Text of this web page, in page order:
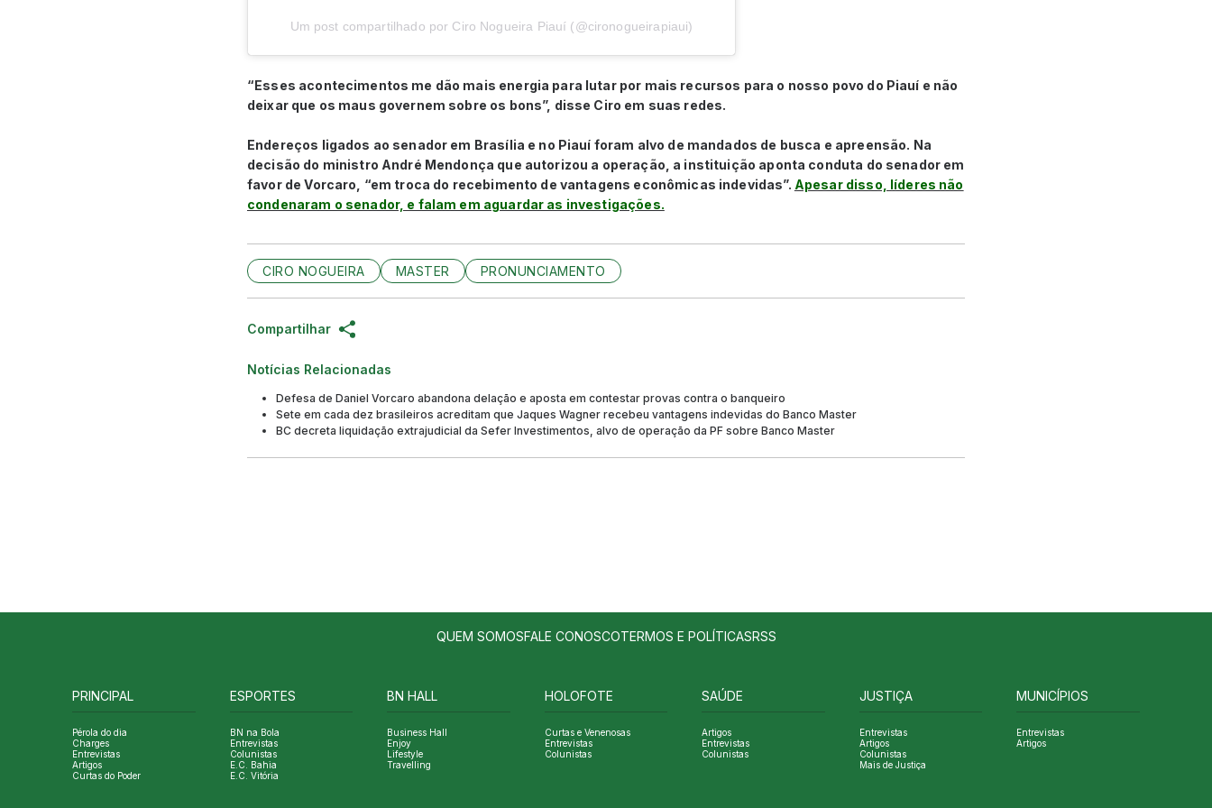
Um post compartilhado por Ciro Nogueira Piauí (@cironogueirapiaui)
“Esses acontecimentos me dão mais energia para lutar por mais recursos para o nosso povo do Piauí e não
deixar que os maus governem sobre os bons”, disse Ciro em suas redes.
Endereços ligados ao senador em Brasília e no Piauí foram alvo de mandados de busca e apreensão. Na
decisão do ministro André Mendonça que autorizou a operação, a instituição aponta conduta do senador em
favor de Vorcaro, “em troca do recebimento de vantagens econômicas indevidas”. Apesar disso, líderes não
condenaram o senador, e falam em aguardar as investigações.
CIRO NOGUEIRA MASTER PRONUNCIAMENTO
Compartilhar
Notícias Relacionadas
Defesa de Daniel Vorcaro abandona delação e aposta em contestar provas contra o banqueiro
Sete em cada dez brasileiros acreditam que Jaques Wagner recebeu vantagens indevidas do Banco Master
BC decreta liquidação extrajudicial da Sefer Investimentos, alvo de operação da PF sobre Banco Master
QUEM SOMOSFALE CONOSCOTERMOS E POLÍTICASRSS
PRINCIPAL
Pérola do dia
Charges
Entrevistas
Artigos
Curtas do Poder
ESPORTES
BN na Bola
Entrevistas
Colunistas
E.C. Bahia
E.C. Vitória
BN HALL
Business Hall
Enjoy
Lifestyle
Travelling
HOLOFOTE
Curtas e Venenosas
Entrevistas
Colunistas
SAÚDE
Artigos
Entrevistas
Colunistas
JUSTIÇA
Entrevistas
Artigos
Colunistas
Mais de Justiça
MUNICÍPIOS
Entrevistas
Artigos